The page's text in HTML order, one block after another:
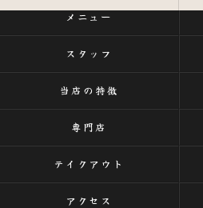
メニュー
スタッフ
当店の特徴
専門店
テイクアウト
アクセス